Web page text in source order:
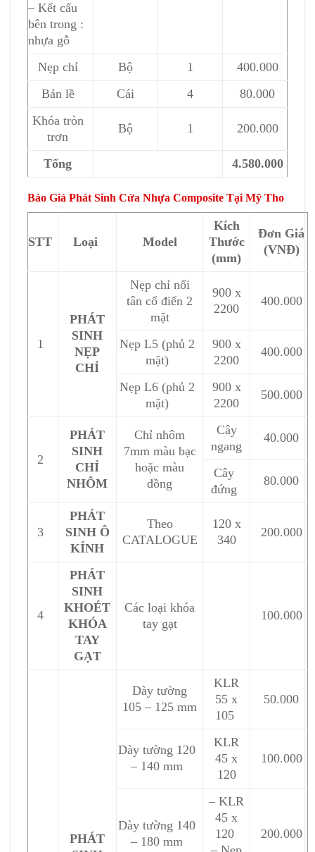
– Kết cấu
bên trong :
nhựa gỗ
Nẹp chỉ Bộ 1
400.000
Bản lề
Cái 4
80.000
Khóa tròn
trơn
Bộ 1 200.000
Tổng 4.580.000
Báo Giá Phát Sinh Cửa Nhựa Composite Tại Mỹ Tho
STT Loại Model
Kích
Thước
(mm)
Đơn Giá
(VNĐ)
1
PHÁT
SINH
NẸP
CHỈ
Nẹp chỉ nổi
tân cổ điển 2
mặt
900 x
2200
400.000
Nẹp L5 (phủ 2
mặt)
900 x
2200
400.000
Nẹp L6 (phủ 2
mặt)
900 x
2200
500.000
2
PHÁT
SINH
CHỈ
NHÔM
Chỉ nhôm
7mm màu bạc
hoặc màu
đồng
Cây
ngang
40.000
Cây
đứng
80.000
3
PHÁT
SINH Ô
KÍNH
Theo
CATALOGUE
120 x
340
200.000
4
PHÁT
SINH
KHOÉT
KHÓA
TAY
GẠT
Các loại khóa
tay gạt
100.000
PHÁT
Dày tường
105 – 125 mm
KLR
55 x
105
50.000
Dày tường 120
– 140 mm
KLR
45 x
120
100.000
Dày tường 140
– 180 mm
– KLR
45 x
120
200.000